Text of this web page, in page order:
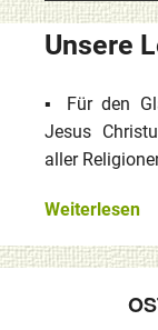
Startseite
Kompakt
Glaube und
Weltkirche und
Gesellschaft
Impressum
Unsere
▪ Für den
Jesus
aller
Weiterlesen